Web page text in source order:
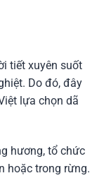
tiết xuyên suốt
Do đó, đây
lựa chọn dã
hương, tổ chức
hoặc trong rừng.